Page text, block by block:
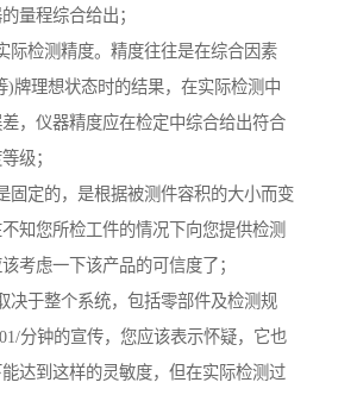
量程综合给出；
际检测精度。精度往往是在综合因素
)牌理想状态时的结果，在实际检测中
，仪器精度应在检定中综合给出符合
级；
固定的，是根据被测件容积的大小而变
知您所检工件的情况下向您提供检测
考虑一下该产品的可信度了；
决于整个系统，包括零部件及检测规
分钟的宣传，您应该表示怀疑，它也
达到这样的灵敏度，但在实际检测过